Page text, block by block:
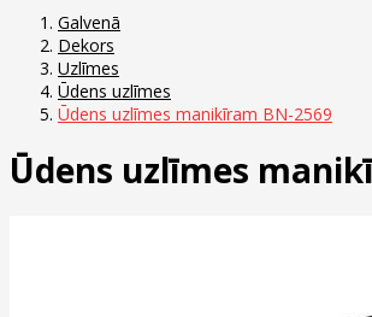
Galvenā
Dekors
Uzlīmes
Ūdens uzlīmes
Ūdens uzlīmes manikīram BN-2569
Ūdens uzlīmes